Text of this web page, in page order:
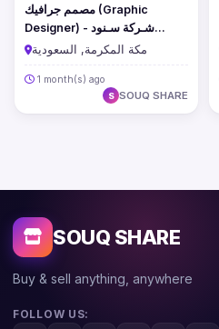
مصمم جرافيك (Graphic
Designer) - شـركة سـنود
الفندقية بالسعودية
مكة المكرمة, السعودية
1 month(s) ago
S SOUQ SHARE
SOUQ SHARE
Buy & sell anything, anywhere
FOLLOW US: